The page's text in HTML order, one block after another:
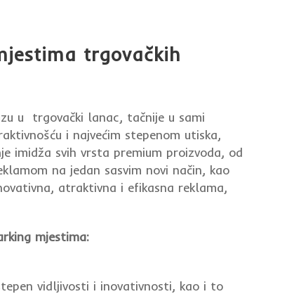
trgovačkih
u trgovački lanac, tačnije u sami
i najvećim stepenom utiska,
imidža svih vrsta premium proizvoda, od
na jedan sasvim novi način, kao
atraktivna i efikasna reklama,
mjestima:
vidljivosti i inovativnosti, kao i to